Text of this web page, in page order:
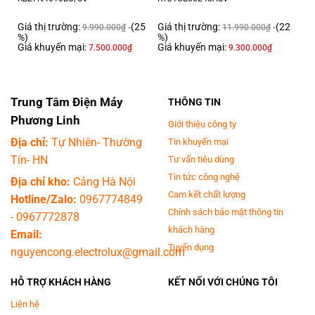
Samsung Inverter 382 lít RT38CG6584B1SV
từ ngày 01/11/2022 sẽ
được bảo hành động cơ máy nén 20 năm. Các sản phẩm mua trước
ngày 01/11/2022 đều được bảo hành động cơ máy nén 10 năm.
* Hình ảnh chỉ mang tính chất minh họa
Ngăn lạnh
- Dung tích
thực phẩm, đồ uống gọn gàng tùy theo nhu cầu, thói quen của mình.
Trong đó có ngăn rau củ thiết kế dạng kéo đẩy ở vị trí dưới cùng của
Giá thị trường: 9.990.000₫ (25
%)
Giá khuyến mại: 7.500.000₫
Giá thị trường: 11.990.000₫ (22
%)
Giá khuyến mại: 9.300.000₫
Trung Tâm Điện Máy
Phương Linh
Địa chỉ: Tự Nhiên- Thường
Tín- HN
Địa chỉ kho: Cảng Hà Nội
Hotline/Zalo: 0967774849
-0967772878
Email:
nguyencong.electrolux@gmail.com
THÔNG TIN
Giới thiệu công ty
Tin khuyến mại
Tư vấn tiêu dùng
Tin tức công nghệ
Cam kết chất lượng
Chính sách bảo mật thông tin
khách hàng
Tuyển dụng
HỖ TRỢ KHÁCH HÀNG
Liên hệ
KẾT NỐI VỚI CHÚNG TÔI